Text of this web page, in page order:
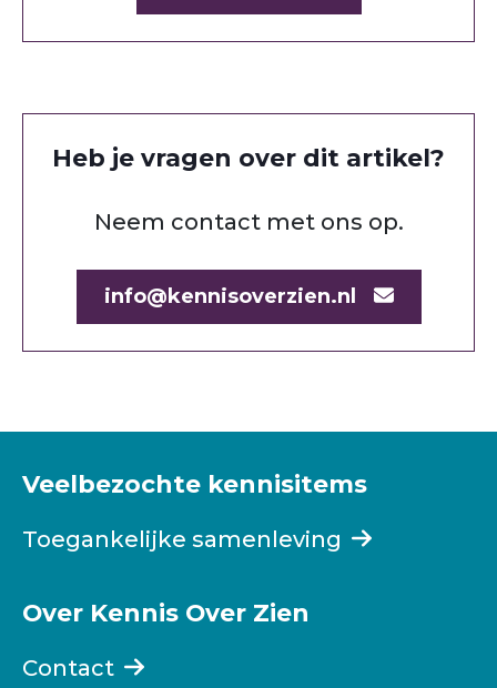
Heb je vragen over dit artikel?
Neem contact met ons op.
info@kennisoverzien.nl
Veelbezochte kennisitems
Toegankelijke samenleving
Over Kennis Over Zien
Contact